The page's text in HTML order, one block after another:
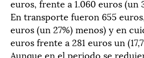
euros, frente a 1.060 euros (un
En transporte fueron 655 euros
euros (un 27%) menos) y en
euros frente a 281 euros un
Aunque en el periodo se